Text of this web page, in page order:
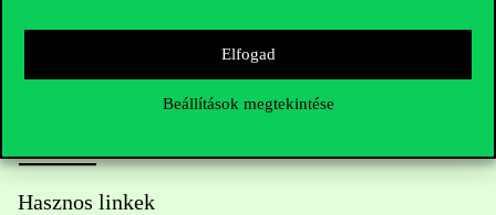
Elfogad
Beállítások megtekintése
Hasznos linkek